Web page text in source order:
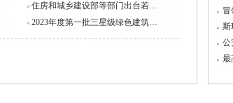
2023年3月3日国内成品油价
全国人大代表王润梅：为
关于《长三角生态绿色一
住房和城乡建设部等部门出台若…
2023年度第一批三星级绿色建筑…
斯
公
最